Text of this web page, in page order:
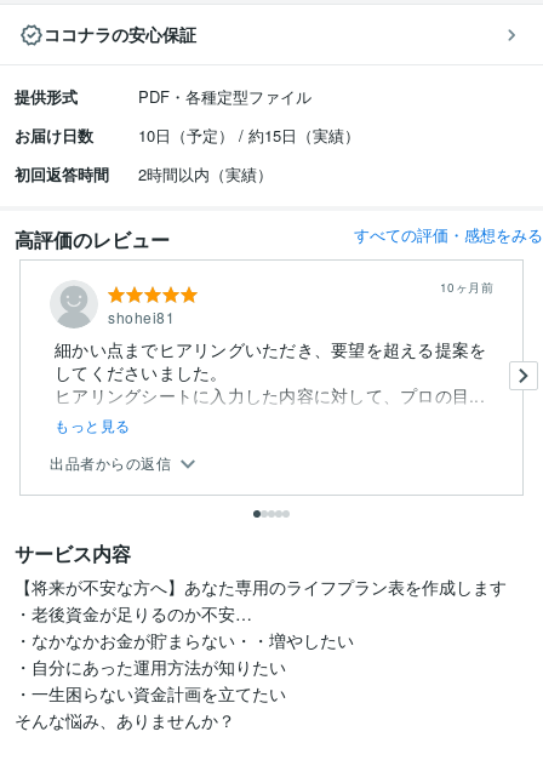
ココナラの安心保証
提供形式
PDF・各種定型ファイル
お届け日数
10日（予定） / 約15日（実績）
初回返答時間
2時間以内（実績）
高評価のレビュー すべての評価・感想をみる
shohei81
10ヶ月前
細かい点までヒアリングいただき、要望を超える提案を
してくださいました。
ヒアリングシートに入力した内容に対して、プロの目...
もっと見る
出品者からの返信
サービス内容
【将来が不安な方へ】あなた専用のライフプラン表を作成します
・老後資金が足りるのか不安…
・なかなかお金が貯まらない・・増やしたい
・自分にあった運用方法が知りたい
・一生困らない資金計画を立てたい
そんな悩み、ありませんか？